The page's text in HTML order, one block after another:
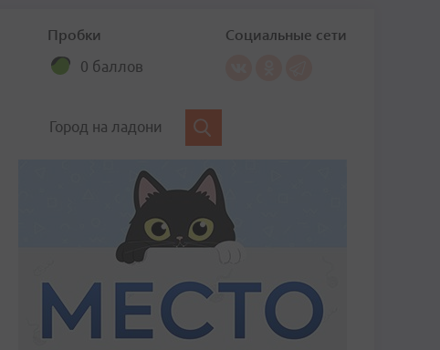
Пробки
0 баллов
Социальные сети
Город на ладони